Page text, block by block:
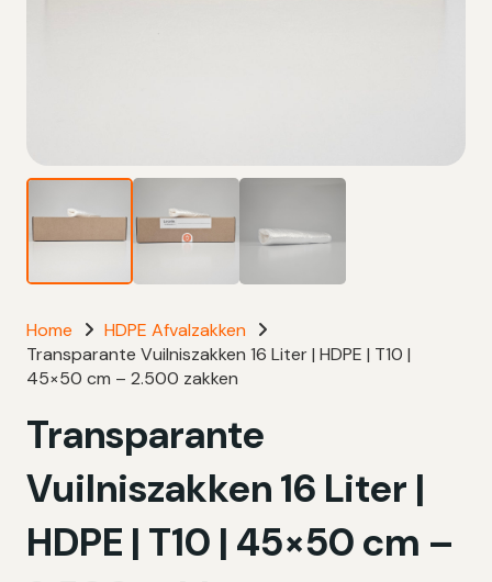
Home
HDPE Afvalzakken
Transparante Vuilniszakken 16 Liter | HDPE | T10 |
45×50 cm – 2.500 zakken
Transparante
Vuilniszakken 16 Liter |
HDPE | T10 | 45×50 cm –